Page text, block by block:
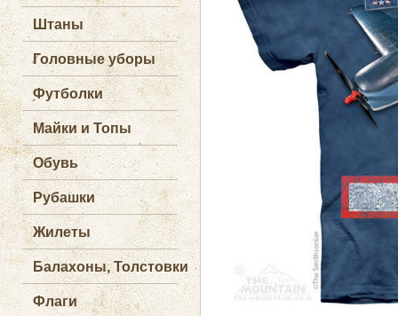
Штаны
Головные уборы
Футболки
Майки и Топы
Обувь
Рубашки
Жилеты
Балахоны, Толстовки
Флаги